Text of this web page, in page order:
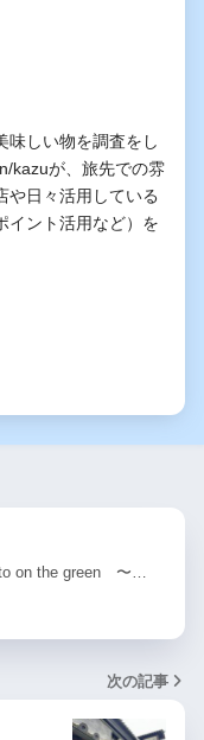
味しい物を調査をし
kazuが、旅先での雰
や日々活用している
イント活用など）を
on the green 〜…
次の記事